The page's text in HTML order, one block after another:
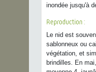
inondée jusqu'à
Reproduction :
Le nid est
sablonneux ou
végétation, et
brindilles. En